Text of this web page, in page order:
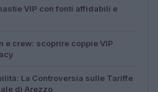
VIP con fonti affidabili e
e crew: scoprire coppie VIP
La Controversia sulle Tariffe
di Arezzo